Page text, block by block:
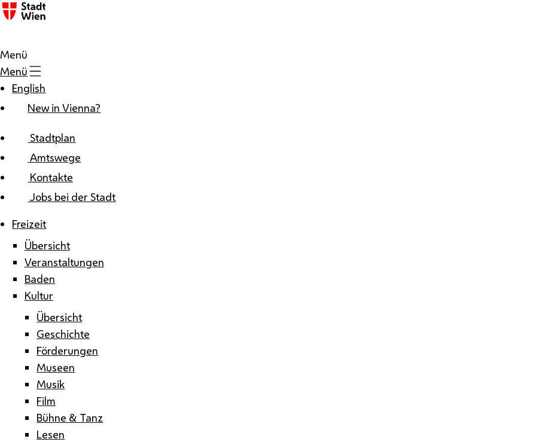
Zum Inhalt
Menü
Menü
English
New in Vienna?
Stadtplan
Amtswege
Kontakte
Jobs bei der Stadt
Freizeit
Übersicht
Veranstaltungen
Baden
Kultur
Übersicht
Geschichte
Förderungen
Museen
Musik
Film
Bühne & Tanz
Lesen